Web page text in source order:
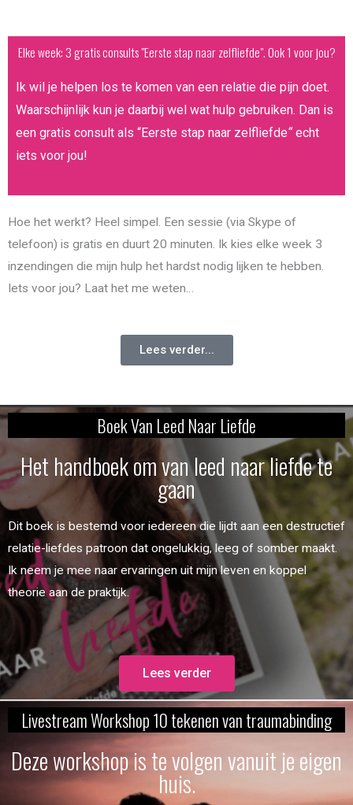
Elke week: 3 gratis consults "Eerste stap naar zelfliefde". Ook 1 voor jou?
Ik wil je helpen los te komen van een relatie die pijn doet.
Waarschijnlijk kun je daarbij wel wat hulp gebruiken. Dan is
een gratis consult als “Eerste stap naar zelfliefde“echt
iets voor jou!
Hoe het werkt? Heel simpel. Een sessie (via Skype of
telefoon) is gratis en duurt 20 minuten. Ik kies elke week 3
inzendingen die mijn hulp het hardst nodig lijken te hebben.
Iets voor jou? Laat het me weten…
Lees verder...
Boek Van Leed Naar Liefde
Het handboek om van leed naar liefde te
gaan
Dit boek is bestemd voor iedereen die lijdt aan een destructief
relatie-liefdes patroon dat ongelukkig, leeg of somber maakt.
Ik neem je mee naar ervaringen uit mijn leven en koppel
theorie aan de praktijk.
Lees verder
Livestream Workshop 10 tekenen van traumabinding
Deze workshop is te volgen vanuit je eigen
huis.